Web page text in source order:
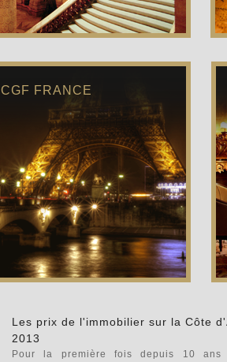
CGF FRANCE
Les prix de l'immobilier sur la Côte
2013
Pour la première fois depuis 10